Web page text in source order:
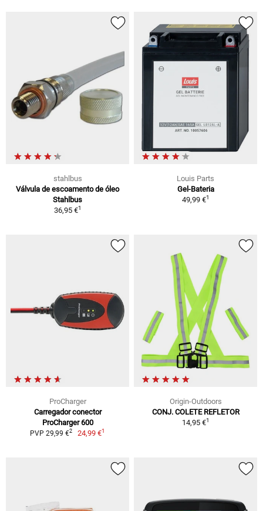
stahlbus
Válvula de escoamento de óleo
Stahlbus
36,95 €1
Louis Parts
Gel-Bateria
49,99 €1
ProCharger
Carregador conector
ProCharger 600
PVP 29,99 €2 24,99 €1
Origin-Outdoors
CONJ. COLETE REFLETOR
14,95 €1